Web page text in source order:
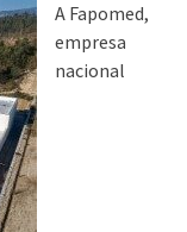
A Fapomed,
empresa
nacional